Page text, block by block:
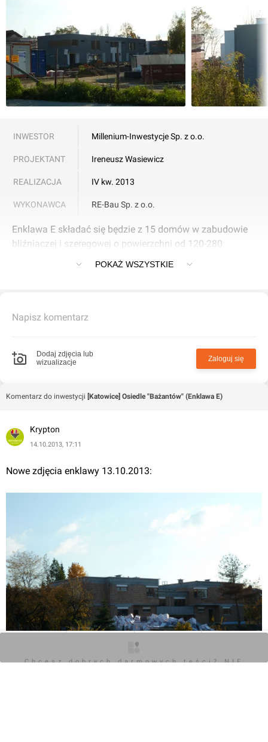
INWESTOR Millenium-Inwestycje Sp. z o.o.
PROJEKTANT Ireneusz Wasiewicz
REALIZACJA IV kw. 2013
WYKONAWCA RE-Bau Sp. z o.o.
Enklawa E składać się będzie z 15 domów w zabudowie
bliźniaczej i szeregowej o powierzchni od 120-280
POKAŻ WSZYSTKIE
Napisz komentarz
Dodaj zdjęcia lub
wizualizacje
Zaloguj się
Komentarz do inwestycji [Katowice] Osiedle "Bażantów" (Enklawa E)
Krypton
14.10.2013, 17:11
Nowe zdjęcia enklawy 13.10.2013:
Chcesz dobrych darmowych teści? NIE